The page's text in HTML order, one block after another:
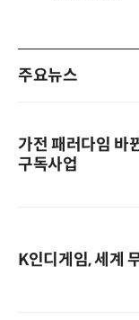
주요뉴스
가전 패러다임
구독사업
K인디게임, 세계